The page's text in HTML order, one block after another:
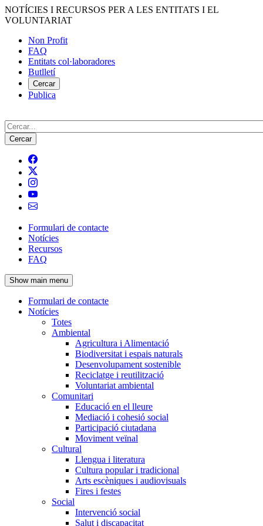
Vés
al
NOTÍCIES I RECURSOS PER A LES ENTITATS I EL
VOLUNTARIAT
Menú
del
compte
d'usuari
Non Profit
FAQ
Entitats col·laboradores
Butlletí
Cercar
Publica
Cerca
Navegació
principal
de
l'encapçalament
Formulari de contacte
Notícies
Recursos
FAQ
Show main menu
Navegació
principal
Formulari de contacte
Notícies
Totes
Ambiental
Agricultura i Alimentació
Biodiversitat i espais naturals
Desenvolupament sostenible
Reciclatge i reutilització
Voluntariat ambiental
Comunitari
Educació en el lleure
Mediació i cohesió social
Participació ciutadana
Moviment veïnal
Cultural
Llengua i literatura
Cultura popular i tradicional
Arts escèniques i audiovisuals
Fires i festes
Social
Intervenció social
Salut i discapacitat